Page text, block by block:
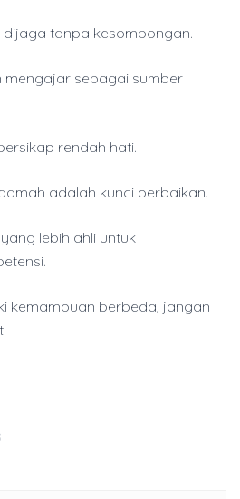
tanpa kesombongan.
mengajar sebagai sumber
rendah hati.
adalah kunci perbaikan.
lebih ahli untuk
kemampuan berbeda, jangan